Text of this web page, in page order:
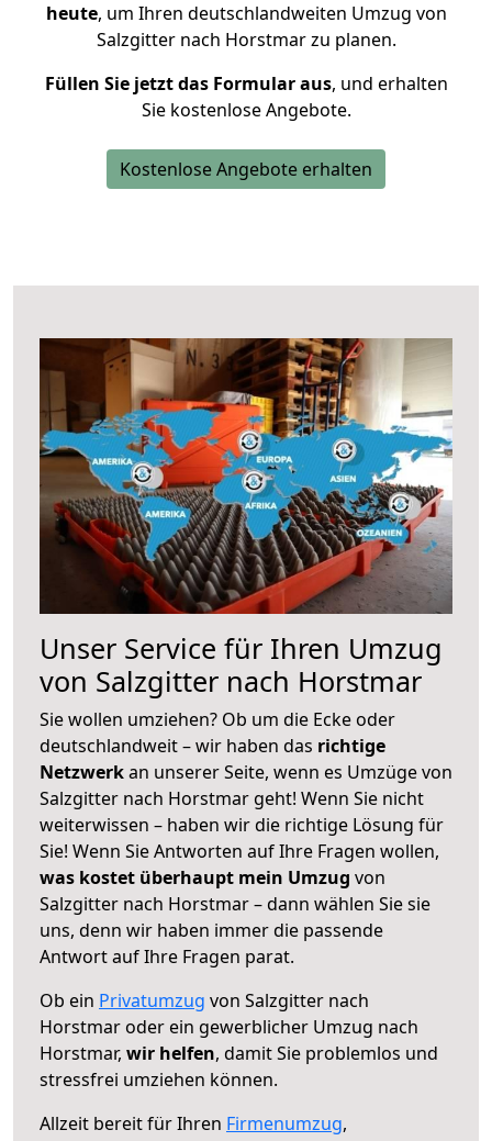
heute, um Ihren deutschlandweiten Umzug von
Salzgitter nach Horstmar zu planen.
Füllen Sie jetzt das Formular aus, und erhalten
Sie kostenlose Angebote.
Kostenlose Angebote erhalten
Unser Service für Ihren Umzug
von Salzgitter nach Horstmar
Sie wollen umziehen? Ob um die Ecke oder
deutschlandweit – wir haben das richtige
Netzwerkan unserer Seite, wenn es Umzüge von
Salzgitter nach Horstmar geht! Wenn Sie nicht
weiterwissen – haben wir die richtige Lösung für
Sie! Wenn Sie Antworten auf Ihre Fragen wollen,
was kostet überhaupt mein Umzug von
Salzgitter nach Horstmar – dann wählen Sie sie
uns, denn wir haben immer die passende
Antwort auf Ihre Fragen parat.
Ob ein Privatumzug von Salzgitter nach
Horstmar oder ein gewerblicher Umzug nach
Horstmar, wir helfen, damit Sie problemlos und
stressfrei umziehen können.
Allzeit bereit für Ihren Firmenumzug,